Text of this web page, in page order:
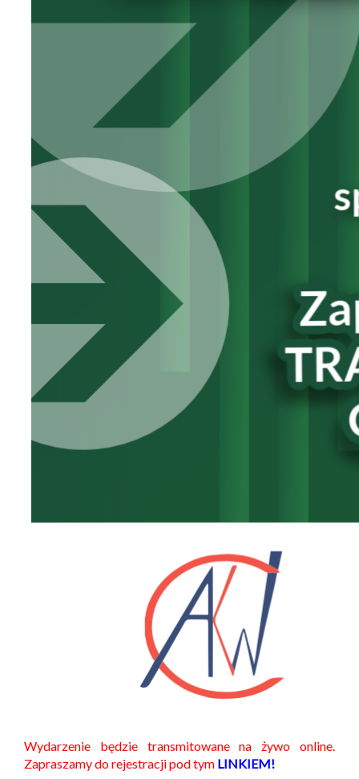
Wydarzenie będzie transmitowane na żywo online.
Zapraszamy do rejestracji pod tym LINKIEM!